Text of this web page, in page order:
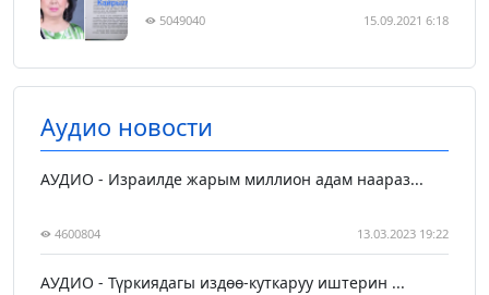
5049040 15.09.2021 6:18
Аудио новости
АУДИО - Израилде жарым миллион адам наараз...
4600804 13.03.2023 19:22
АУДИО - Түркиядагы издөө-куткаруу иштерин ...